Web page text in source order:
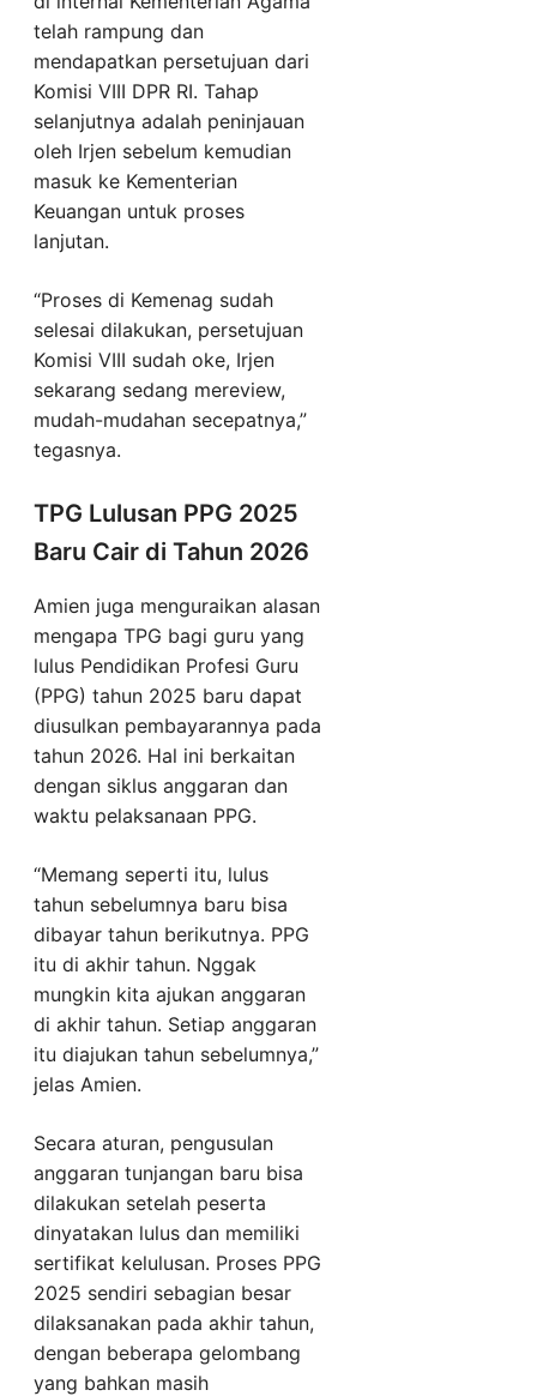
telah rampung dan
mendapatkan persetujuan dari
Komisi VIII DPR RI. Tahap
selanjutnya adalah peninjauan
oleh Irjen sebelum kemudian
masuk ke Kementerian
Keuangan untuk proses
lanjutan.
“Proses di Kemenag sudah
selesai dilakukan, persetujuan
Komisi VIII sudah oke, Irjen
sekarang sedang mereview,
mudah-mudahan secepatnya,”
tegasnya.
TPG Lulusan PPG 2025
Baru Cair di Tahun 2026
Amien juga menguraikan alasan
mengapa TPG bagi guru yang
lulus Pendidikan Profesi Guru
(PPG) tahun 2025 baru dapat
diusulkan pembayarannya pada
tahun 2026. Hal ini berkaitan
dengan siklus anggaran dan
waktu pelaksanaan PPG.
“Memang seperti itu, lulus
tahun sebelumnya baru bisa
dibayar tahun berikutnya. PPG
itu di akhir tahun. Nggak
mungkin kita ajukan anggaran
di akhir tahun. Setiap anggaran
itu diajukan tahun sebelumnya,”
jelas Amien.
Secara aturan, pengusulan
anggaran tunjangan baru bisa
dilakukan setelah peserta
dinyatakan lulus dan memiliki
sertifikat kelulusan. Proses PPG
2025 sendiri sebagian besar
dilaksanakan pada akhir tahun,
dengan beberapa gelombang
yang bahkan masih